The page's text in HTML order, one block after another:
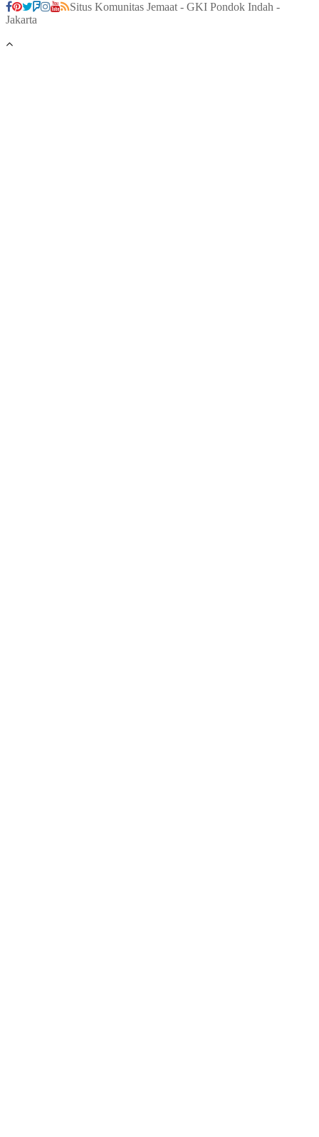
Situs Komunitas Jemaat - GKI Pondok Indah -
Jakarta